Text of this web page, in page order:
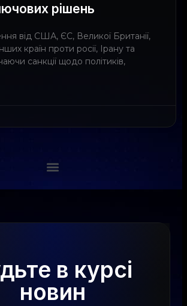
рішень
від США, ЄС, Великої Британії,
країн проти росії, Ірану та
санкції щодо політиків,
в курсі
новин